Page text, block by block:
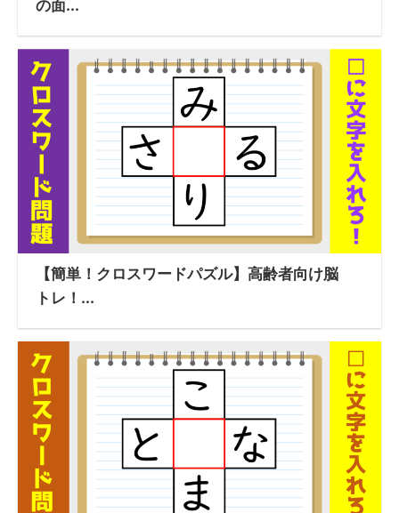
の面...
【簡単！クロスワードパズル】高齢者向け脳
トレ！...